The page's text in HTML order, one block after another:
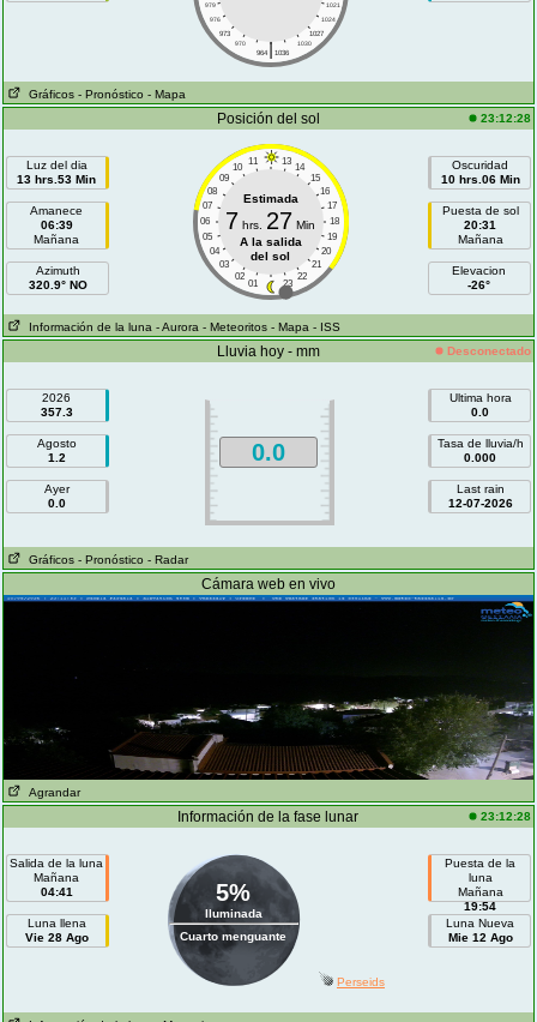
979
1021
976
1024
973
1027
970
1030
|
964 1036
Gráficos - Pronóstico - Mapa
Posición del sol 23:12:28
Luz del dia
13 hrs.53 Min
Amanece
06:39
Mañana
Azimuth
320.9° NO
11 13
10
14
09
15
08
16
07
17
06
18
05
19
04
20
03
21
02
22
01 23
Estimada
7 hrs. 27 Min
A la salida
del sol
Oscuridad
10 hrs.06 Min
Puesta de sol
20:31
Mañana
Elevacion
-26°
Información de la luna - Aurora - Meteoritos - Mapa - ISS
Lluvia hoy - mm Desconectado
2026
357.3
Agosto
1.2
Ayer
0.0
0.0
Ultima hora
0.0
Tasa de lluvia/h
0.000
Last rain
12-07-2026
Gráficos - Pronóstico - Radar
Cámara web en vivo
Agrandar
Información de la fase lunar 23:12:28
Salida de la luna
Mañana
04:41
Luna llena
Vie 28 Ago
5%
Iluminada
Cuarto menguante
Puesta de la
luna
Mañana
19:54
Luna Nueva
Mie 12 Ago
Perseids